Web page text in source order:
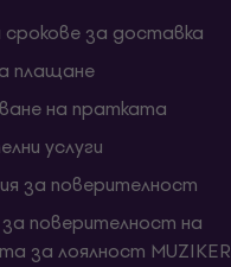
срокове за доставка
плащане
на пратката
услуги
за поверителност
поверителност на
за лоялност MUZIKER